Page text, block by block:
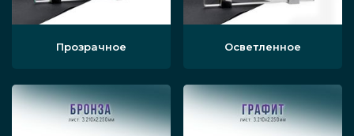
Прозрачное Осветленное